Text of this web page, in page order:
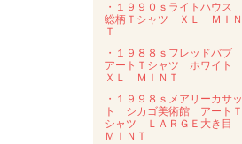
・１９９０ｓライトハウス
総柄Ｔシャツ ＸＬ ＭＩＮ
Ｔ
・１９８８ｓフレッドバブ
アートＴシャツ ホワイト
ＸＬ ＭＩＮＴ
・１９９８ｓメアリーカサッ
ト シカゴ美術館 アートＴ
シャツ ＬＡＲＧＥ大き目
ＭＩＮＴ